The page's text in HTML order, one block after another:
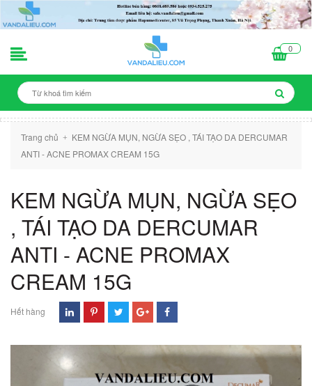
0
Trang chủ +
KEM NGỪA MỤN, NGỪA SẸO , TÁI TẠO DA DERCUMAR
ANTI - ACNE PROMAX CREAM 15G
KEM NGỪA MỤN, NGỪA SẸO
, TÁI TẠO DA DERCUMAR
ANTI - ACNE PROMAX
CREAM 15G
Hết hàng